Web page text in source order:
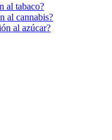
al tabaco?
al cannabis?
al azúcar?